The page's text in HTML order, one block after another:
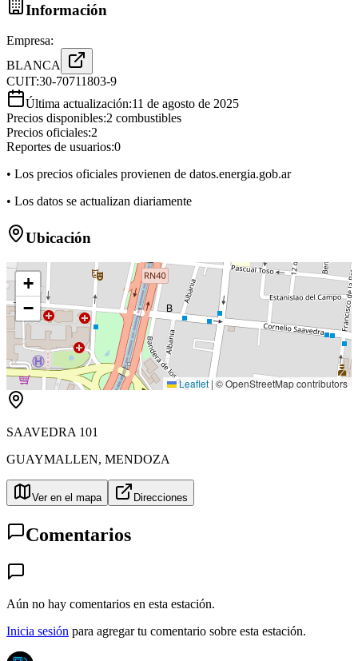
Información
Empresa:
BLANCA
CUIT:30-70711803-9
Última actualización:11 de agosto de 2025
Precios disponibles:2 combustibles
Precios oficiales:2
Reportes de usuarios:0
• Los precios oficiales provienen de datos.energia.gob.ar
• Los datos se actualizan diariamente
Ubicación
B
+
−
Leaflet | © OpenStreetMap contributors
SAAVEDRA 101
GUAYMALLEN, MENDOZA
Ver en el mapa Direcciones
Comentarios
Aún no hay comentarios en esta estación.
Inicia sesión para agregar tu comentario sobre esta estación.